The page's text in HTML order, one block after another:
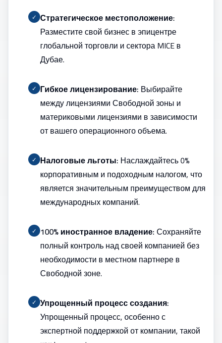
✓ Стратегическое местоположение:
Разместите свой бизнес в эпицентре
глобальной торговли и сектора MICE в
Дубае.
✓ Гибкое лицензирование: Выбирайте
между лицензиями Свободной зоны и
материковыми лицензиями в зависимости
от вашего операционного объема.
✓ Налоговые льготы: Наслаждайтесь 0%
корпоративным и подоходным налогом, что
является значительным преимуществом для
международных компаний.
✓ 100% иностранное владение:Сохраняйте
полный контроль над своей компанией без
необходимости в местном партнере в
Свободной зоне.
✓ Упрощенный процесс создания:
Упрощенный процесс, особенно с
экспертной поддержкой от компании, такой